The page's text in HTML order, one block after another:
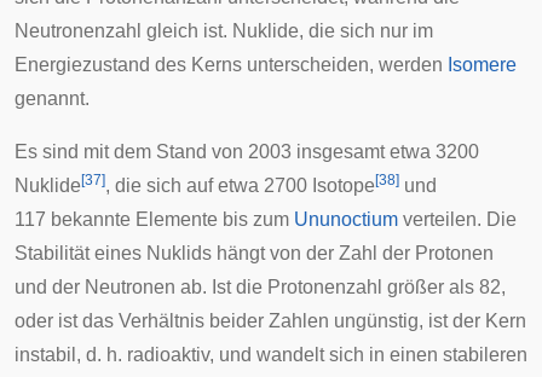
Neutronenzahl gleich ist. Nuklide, die sich nur im
Energiezustand des Kerns unterscheiden, werden Isomere
genannt.
Es sind mit dem Stand von 2003 insgesamt etwa 3200
Nuklide [37], die sich auf etwa 2700 Isotope [38] und
117 bekannte Elemente bis zum Ununoctium verteilen. Die
Stabilität eines Nuklids hängt von der Zahl der Protonen
und der Neutronen ab. Ist die Protonenzahl größer als 82,
oder ist das Verhältnis beider Zahlen ungünstig, ist der Kern
instabil, d. h. radioaktiv, und wandelt sich in einen stabileren